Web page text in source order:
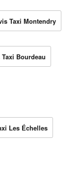
Taxi Montendry
Taxi Bourdeau
Les Échelles